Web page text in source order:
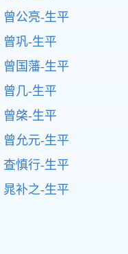
曾公亮-生平
曾巩-生平
曾国藩-生平
曾几-生平
曾棨-生平
曾允元-生平
查慎行-生平
晁补之-生平